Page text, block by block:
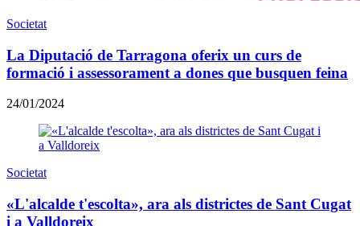
Societat
La Diputació de Tarragona oferix un curs de
formació i assessorament a dones que busquen feina
24/01/2024
Societat
«L'alcalde t'escolta», ara als districtes de Sant Cugat
i a Valldoreix